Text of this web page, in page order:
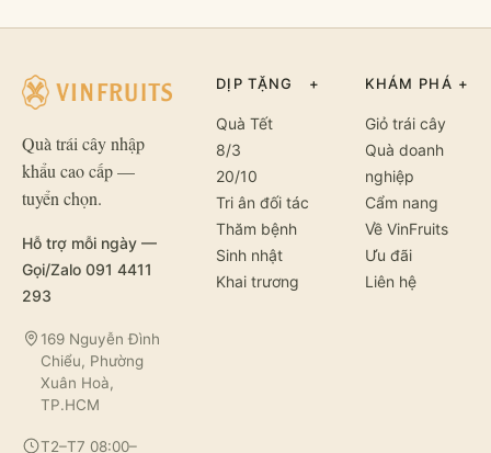
Quà trái cây nhập
khẩu cao cấp —
tuyển chọn.
Hỗ trợ mỗi ngày —
Gọi/Zalo 091 4411
293
169 Nguyễn Đình
Chiểu, Phường
Xuân Hoà,
TP.HCM
T2–T7 08:00–
DỊP TẶNG +
Quà Tết
8/3
20/10
Tri ân đối tác
Thăm bệnh
Sinh nhật
Khai trương
KHÁM PHÁ +
Giỏ trái cây
Quà doanh
nghiệp
Cẩm nang
Về VinFruits
Ưu đãi
Liên hệ